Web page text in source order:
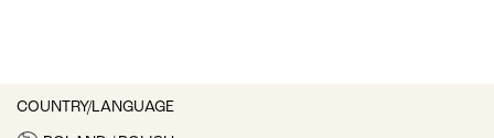
COUNTRY/LANGUAGE